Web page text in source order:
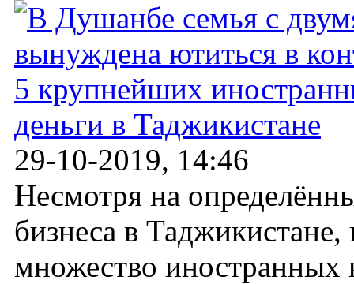
5 крупнейших
деньги в Таджикистане
29-10-2019, 14:46
Несмотря на
бизнеса в Таджикистане,
множество